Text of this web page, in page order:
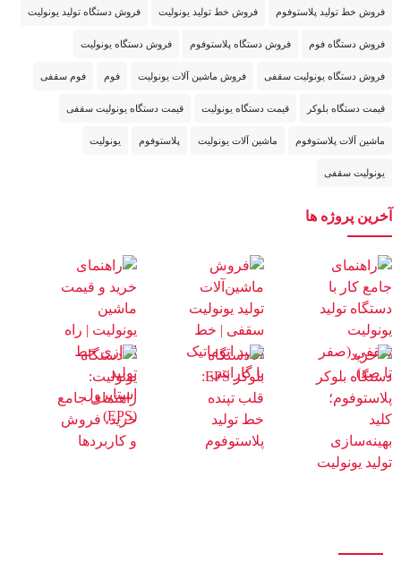
فروش خط تولید پلاستوفوم فروش خط تولید یونولیت فروش دستگاه تولید یونولیت
فروش دستگاه فوم فروش دستگاه پلاستوفوم فروش دستگاه یونولیت
فروش دستگاه یونولیت سقفی فروش ماشین آلات یونولیت فوم فوم سقفی
قیمت دستگاه بلوکر قیمت دستگاه یونولیت قیمت دستگاه یونولیت سقفی
ماشین آلات پلاستوفوم ماشین آلات یونولیت پلاستوفوم یونولیت
یونولیت سقفی
آخرین پروژه ها